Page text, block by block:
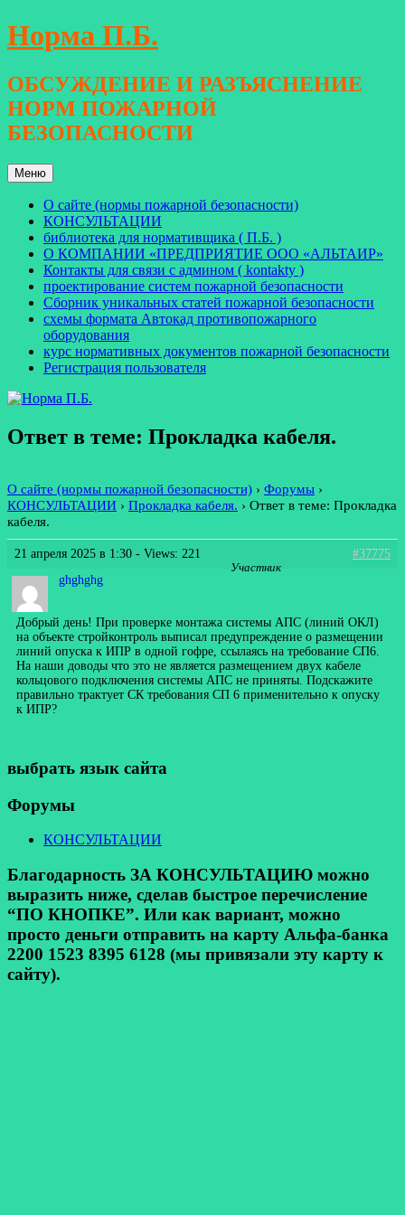
Перейти
к
Норма П.Б.
ОБСУЖДЕНИЕ И РАЗЪЯСНЕНИЕ
НОРМ ПОЖАРНОЙ
БЕЗОПАСНОСТИ
Меню
О сайте (нормы пожарной безопасности)
КОНСУЛЬТАЦИИ
библиотека для нормативщика ( П.Б. )
О КОМПАНИИ «ПРЕДПРИЯТИЕ ООО «АЛЬТАИР»
Контакты для связи с админом ( kontakty )
проектирование систем пожарной безопасности
Сборник уникальных статей пожарной безопасности
схемы формата Автокад противопожарного
оборудования
курс нормативных документов пожарной безопасности
Регистрация пользователя
Ответ в теме: Прокладка кабеля.
О сайте (нормы пожарной безопасности) › Форумы ›
КОНСУЛЬТАЦИИ › Прокладка кабеля. › Ответ в теме: Прокладка
кабеля.
21 апреля 2025 в 1:30 - Views: 221
#37775
ghghghg
Участник
Добрый день! При проверке монтажа системы АПС (линий ОКЛ)
на объекте стройконтроль выписал предупреждение о размещении
линий опуска к ИПР в одной гофре, ссылаясь на требование СП6.
На наши доводы что это не является размещением двух кабеле
кольцового подключения системы АПС не приняты. Подскажите
правильно трактует СК требования СП 6 применительно к опуску
к ИПР?
выбрать язык сайта
Форумы
КОНСУЛЬТАЦИИ
Благодарность ЗА КОНСУЛЬТАЦИЮ можно
выразить ниже, сделав быстрое перечисление
“ПО КНОПКЕ”. Или как вариант, можно
просто деньги отправить на карту Альфа-банка
2200 1523 8395 6128 (мы привязали эту карту к
сайту).